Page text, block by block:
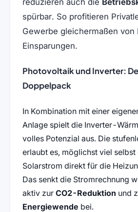
spürbar. So profitieren
Gewerbe gleichermaßen von
Einsparungen.
Photovoltaik und Inverter:
Doppelpack
In Kombination mit einer
Anlage spielt die Inverter-
volles Potenzial aus. Die
erlaubt es, möglichst viel selbst
Solarstrom direkt für die
Das senkt die Stromrechnung
aktiv zur CO2-Reduktion und
Energiewende bei.